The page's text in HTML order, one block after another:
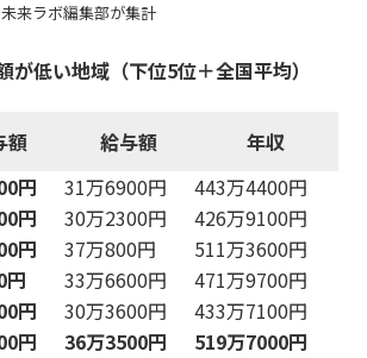
来ラボ編集部が集計
低い地域（下位5位＋全国平均）
額 給与額
年収
円 31万6900円
443万4400円
円 30万2300円
426万9100円
円 37万800円
511万3600円
円 33万6600円
471万9700円
円 30万3600円
433万7100円
円 36万3500円 519万7000円